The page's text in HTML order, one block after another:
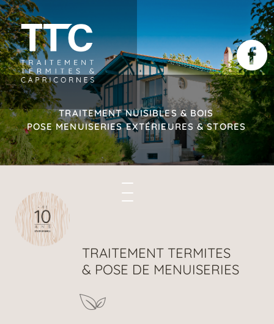
Aller
au
contenu
principal
TRAITEMENT NUISIBLES & BOIS
POSE MENUISERIES EXTÉRIEURES & STORES
TRAITEMENT TERMITES
& POSE DE MENUISERIES